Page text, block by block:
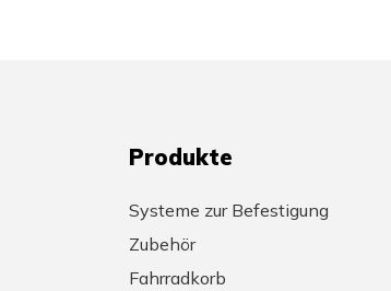
Produkte
Systeme zur Befestigung
Zubehör
Fahrradkorb